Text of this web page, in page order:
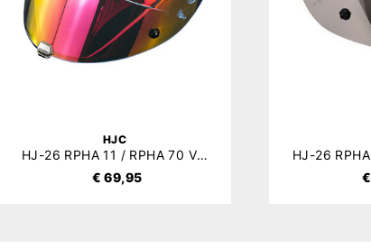
HJC
HJ-26 RPHA 11 / RPHA 70 Vizier Mirror
€ 69,95